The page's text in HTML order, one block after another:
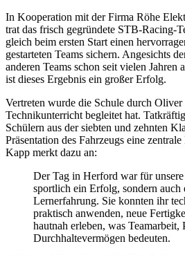
In Kooperation mit der Firma Röhe
trat das frisch gegründete STB-Racing-
gleich beim ersten Start einen
gestarteten Teams sichern. Angesichts
anderen Teams schon seit vielen Jahren
ist dieses Ergebnis ein großer Erfolg.
Vertreten wurde die Schule durch
Technikunterricht begleitet hat.
Schülern aus der siebten und zehnten
Präsentation des Fahrzeugs eine
Kapp merkt dazu an:
Der Tag in Herford war für
sportlich ein Erfolg, sondern auch
Lernerfahrung. Sie konnten ihr
praktisch anwenden, neue
hautnah erleben, was Teamarbeit,
Durchhaltevermögen bedeuten.